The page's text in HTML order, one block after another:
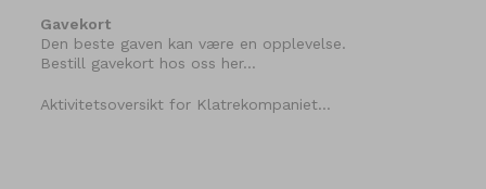
Gavekort
Den beste gaven kan være en opplevelse.
Bestill gavekort hos oss her…
Aktivitetsoversikt for Klatrekompaniet…